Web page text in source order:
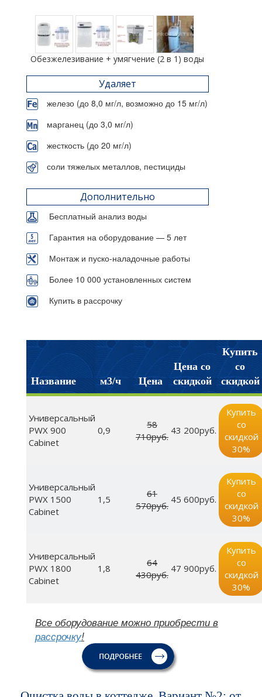
Обезжелезивание + умягчение (2 в 1) воды
Удаляет
железо (до 8,0 мг/л, возможно до 15 мг/л)
марганец (до 3,0 мг/л)
жесткость (до 20 мг/л)
соли тяжелых металлов, пестициды
Дополнительно
Бесплатный анализ воды
Гарантия на оборудование — 5 лет
Монтаж и пуско-наладочные работы
Более 10 000 установленных систем
Купить в рассрочку
Название м3/ч Цена
Цена со
скидкой
Купить
со
скидкой
Универсальный
PWX 900
Cabinet
0,9
58
710руб.
43 200руб.
Купить
со
скидкой
30%
Универсальный
PWX 1500
Cabinet
1,5
61
570руб.
45 600руб.
Купить
со
скидкой
30%
Универсальный
PWX 1800
Cabinet
1,8
64
430руб.
47 900руб.
Купить
со
скидкой
30%
Все оборудование можно приобрести в
рассрочку!